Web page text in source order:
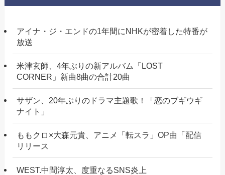
アイナ・ジ・エンドの1年間にNHKが密着した特番が
放送
米津玄師、4年ぶりの新アルバム「LOST
CORNER」新曲8曲の合計20曲
サザン、20年ぶりのドラマ主題歌！「恋のブギウギ
ナイト」
ももクロ×大森元貴、アニメ「転スラ」OP曲「配信
リリース
WEST.中間淳太、度重なるSNS炎上